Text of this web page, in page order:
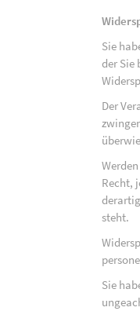
Sie
der Sie
Der
Recht,
steht.
Sie